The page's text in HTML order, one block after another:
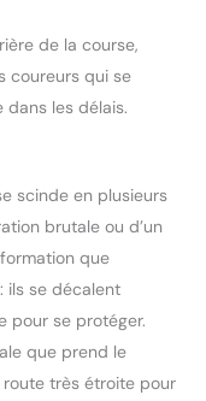
Avec Les
vélos électriques,
trainers connectés
vélo prend
et de caméras
et plaisir de
puis synchronisez
TrainingPeaks,
facilement vos
à vos proches de
【Écosystème
connectée VeRun
cardiaque et
aussi avec les
la visibilité à
modèle, pour une
de la course,
coureurs qui se
dans les délais.
scinde en plusieurs
brutale ou d’un
que
ils se décalent
pour se protéger.
que prend le
très étroite pour